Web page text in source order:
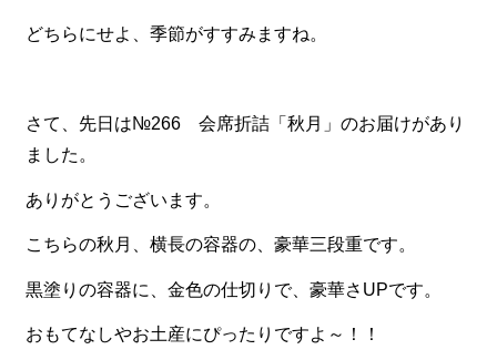
8,000円~
お魚メイン弁当
お野菜メイン弁当
旬の食材弁当
どちらにせよ、季節がすすみますね。
さて、先日は№266 会席折詰「秋月」のお届けがあり
ました。
ありがとうございます。
こちらの秋月、横長の容器の、豪華三段重です。
黒塗りの容器に、金色の仕切りで、豪華さUPです。
おもてなしやお土産にぴったりですよ～！！